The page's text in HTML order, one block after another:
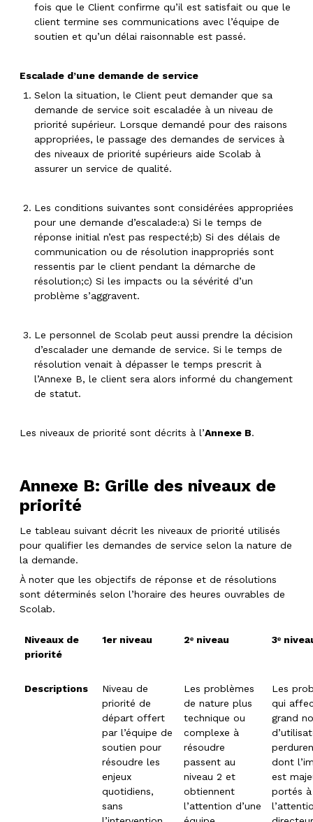
fois que le Client confirme qu’il est satisfait ou que le
client termine ses communications avec l’équipe de
soutien et qu’un délai raisonnable est passé.
Escalade d’une demande de service
Selon la situation, le Client peut demander que sa
demande de service soit escaladée à un niveau de
priorité supérieur. Lorsque demandé pour des raisons
appropriées, le passage des demandes de services à
des niveaux de priorité supérieurs aide Scolab à
assurer un service de qualité.
Les conditions suivantes sont considérées appropriées
pour une demande d’escalade:a) Si le temps de
réponse initial n’est pas respecté;b) Si des délais de
communication ou de résolution inappropriés sont
ressentis par le client pendant la démarche de
résolution;c) Si les impacts ou la sévérité d’un
problème s’aggravent.
Le personnel de Scolab peut aussi prendre la décision
d’escalader une demande de service. Si le temps de
résolution venait à dépasser le temps prescrit à
l’Annexe B, le client sera alors informé du changement
de statut.
Les niveaux de priorité sont décrits à l’Annexe B.
Annexe B: Grille des niveaux de
priorité
Le tableau suivant décrit les niveaux de priorité utilisés
pour qualifier les demandes de service selon la nature de
la demande.
À noter que les objectifs de réponse et de résolutions
sont déterminés selon l’horaire des heures ouvrables de
Scolab.
Niveaux de
priorité
1er niveau 2ᵉ niveau 3ᵉ
Descriptions
Niveau de
priorité de
départ offert
par l’équipe de
soutien pour
résoudre les
enjeux
quotidiens,
sans
Les problèmes
de nature plus
technique ou
complexe à
résoudre
passent au
niveau 2 et
obtiennent
l’attention d’une
Les
qui
grand
dont
est
portés à